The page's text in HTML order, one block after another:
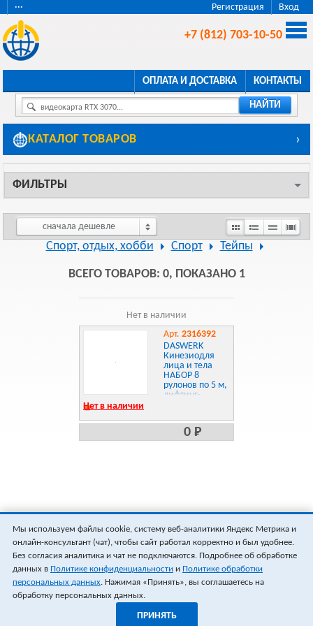
Регистрация Вход
···
+7 (812) 703-10-50
ОПЛАТА И ДОСТАВКА КОНТАКТЫ
видеокарта RTX 3070... НАЙТИ
КАТАЛОГ ТОВАРОВ ›
ФИЛЬТРЫ
сначала дешевле
Спорт, отдых, хобби Спорт Тейпы
ВСЕГО ТОВАРОВ: 0, ПОКАЗАНО 1
Нет в наличии
Арт. 2316392
DASWERK
Кинезиодля
лица и тела
НАБОР 8
рулонов по 5 м,
лифтинг-
см, , 680008
Нет в наличии
0 Р
Мы используем файлы cookie, систему веб-аналитики Яндекс Метрика и
онлайн-консультант (чат), чтобы сайт работал корректно и был удобнее.
Без согласия аналитика и чат не подключаются. Подробнее об обработке
данных в Политике конфиденциальности и Политике обработки
персональных данных. Нажимая «Принять», вы соглашаетесь на
обработку персональных данных.
ПРИНЯТЬ